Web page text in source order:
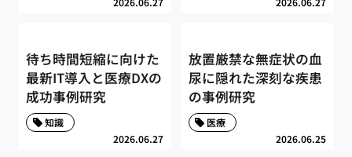
待ち時間短縮に向けた
最新IT導入と医療DXの
成功事例研究
2026.06.27
知識
放置厳禁な無症状の血
尿に隠れた深刻な疾患
の事例研究
2026.06.25
医療